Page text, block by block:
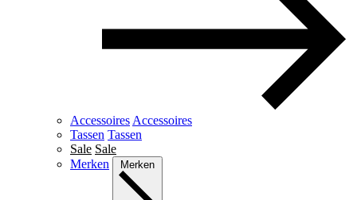
Accessoires Accessoires
Tassen Tassen
Sale Sale
Merken
Merken